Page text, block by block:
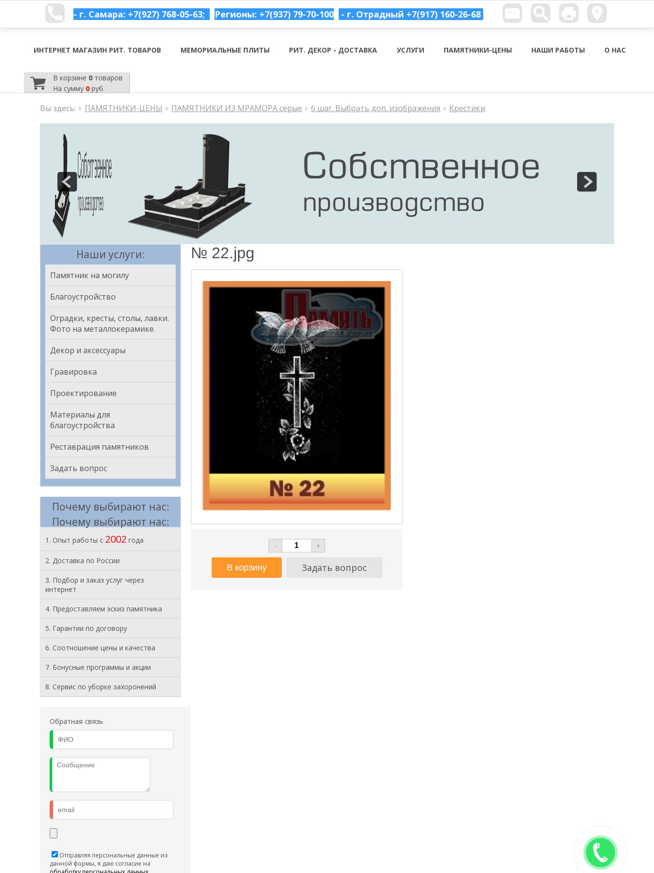
- г. Самара: +7(927) 768-05-63; Регионы: +7(937) 79-70-100 - г. Отрадный +7(917) 160-26-68
ИНТЕРНЕТ МАГАЗИН РИТ. ТОВАРОВ МЕМОРИАЛЬНЫЕ ПЛИТЫ РИТ. ДЕКОР - ДОСТАВКА УСЛУГИ ПАМЯТНИКИ-ЦЕНЫ НАШИ РАБОТЫ О НАС
В корзине 0товаров
На сумму 0руб.
Вы здесь: ПАМЯТНИКИ-ЦЕНЫ ПАМЯТНИКИ ИЗ МРАМОРА серые 6 шаг. Выбрать доп. изображения Крестики
Наши услуги:
Памятник на могилу
Благоустройство
Оградки, кресты, столы, лавки.
Фото на металлокерамике.
Декор и аксессуары
Гравировка
Проектирование
Материалы для
благоустройства
Реставрация памятников
Задать вопрос
Почему выбирают нас:
Почему выбирают нас:
1. Опыт работы с 2002 года
2. Доставка по России
3. Подбор и заказ услуг через
интернет
4. Предоставляем эскиз памятника
5. Гарантии по договору
6. Соотношение цены и качества
7. Бонусные программы и акции
8. Cервис по уборке захоронений
Обратная связь
Отправляя персональные данные из
данной формы, я даю согласие на
№ 22.jpg
-
+
Задать вопрос